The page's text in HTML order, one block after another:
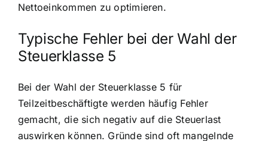
Nettoeinkommen zu optimieren.
Typische Fehler bei der Wahl der
Steuerklasse 5
Bei der Wahl der Steuerklasse 5 für
Teilzeitbeschäftigte werden häufig Fehler
gemacht, die sich negativ auf die Steuerlast
auswirken können. Gründe sind oft mangelnde